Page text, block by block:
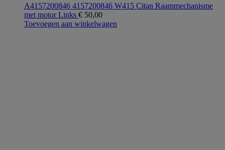
A4157200846 4157200846 W415 Citan Raammechanisme
met motor Links € 50,00
Toevoegen aan winkelwagen